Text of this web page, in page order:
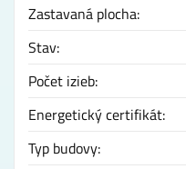
Zastavaná plocha:
Stav:
Počet izieb:
Energetický certifikát:
Typ budovy: